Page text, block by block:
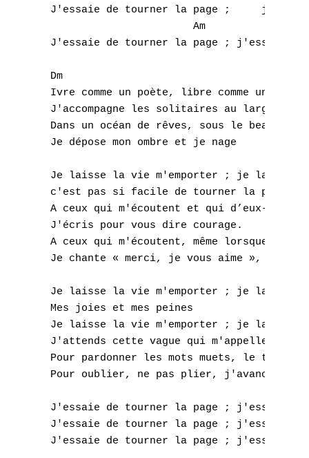
J'essaie de tourner la page ;
Am
J'essaie de tourner la page ; j'essaie de
Dm
Ivre comme un poète, libre comme une
J'accompagne les solitaires au large
Dans un océan de rêves, sous le beau
Je dépose mon ombre et je nage
Je laisse la vie m'emporter ; je laisse
c'est pas si facile de tourner la page
A ceux qui m'écoutent et qui d’eux-mêmes
J'écris pour vous dire courage.
A ceux qui m'écoutent, même lorsque je
Je chante « merci, je vous aime », quand
Je laisse la vie m'emporter ; je laisse ma
Mes joies et mes peines
Je laisse la vie m'emporter ; je laisse ma
J'attends cette vague qui m'appelle
Pour pardonner les mots muets, le temps
Pour oublier, ne pas plier, j'avance
J'essaie de tourner la page ; j'essaie de
J'essaie de tourner la page ; j'essaie de
J'essaie de tourner la page ; j'essaie de
E
F
H
I
K
L
M
N
O
P
Q
R
S